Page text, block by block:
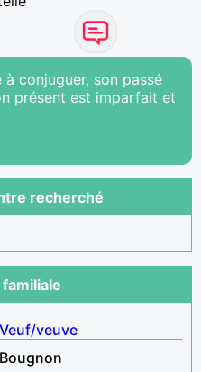
conjuguer, son passé
présent est imparfait et
recherché
Veuf/veuve
Bougnon